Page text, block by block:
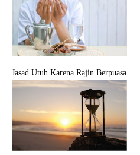
Jasad Utuh Karena Rajin Berpuasa